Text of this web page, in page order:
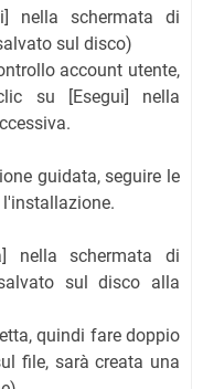
nella schermata di
sul disco)
account utente,
su [Esegui] nella
guidata, seguire le
schermata di
sul disco alla
quindi fare doppio
file, sarà creata una